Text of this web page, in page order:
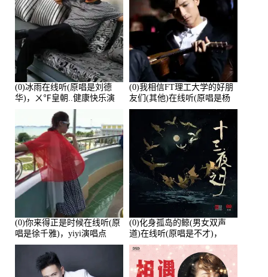
(0)冰雨在线听(原唱是刘德
华)，ㄨ℉皇朝..健康快乐演
(0)我相信FT理工大学的好朋
友们(其他)在线听(原唱是杨
培安)，老乔演唱点播:23714
(0)你来得正是时候在线听(原
唱是徐千雅)，yiyi演唱点
播:21991次
(0)化身孤岛的鲸(男女双声
道)在线听(原唱是不才)，
HGBai演唱点播:19428次